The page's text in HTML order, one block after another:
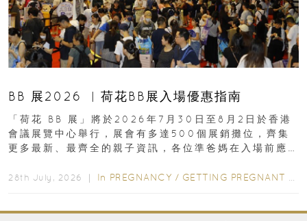
BB 展2026 ︳荷花BB展入場優惠指南
「荷花 BB 展」將於2026年7月30日至8月2日於香港
會議展覽中心舉行，展會有多達500個展銷攤位，齊集
更多最新、最齊全的親子資訊，各位準爸媽在入場前應
28th July, 2026 ｜ In PREGNANCY / GETTING PREGNANT